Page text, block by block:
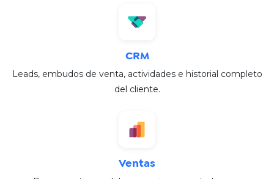
CRM
Leads, embudos de venta, actividades e historial completo
del cliente.​
Ventas